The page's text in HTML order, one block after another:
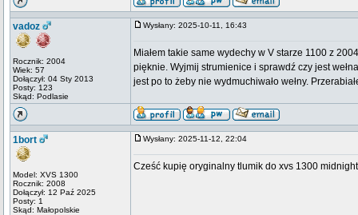
vadoz
Rocznik: 2004
Wiek: 57
Dołączył: 04 Sty 2013
Posty: 123
Skąd: Podlasie
Wysłany: 2025-10-11, 16:43
Miałem takie same wydechy w V starze 1100 z
pięknie. Wyjmij strumienice i sprawdź czy jest
jest po to żeby nie wydmuchiwało wełny.
1bort
Model: XVS 1300
Rocznik: 2008
Dołączył: 12 Paź 2025
Posty: 1
Skąd: Małopolskie
Wysłany: 2025-11-12, 22:04
Cześć kupię oryginalny tlumik do xvs 1300